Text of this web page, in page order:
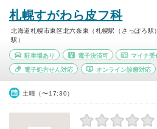
札幌すがわら皮フ科
北海道札幌市東区北六条東（札幌駅（さっぽろ
駅）
駐車場あり 電子決済可 マイナ受
電子処方せん対応 オンライン診療対応
土曜（〜17:30）